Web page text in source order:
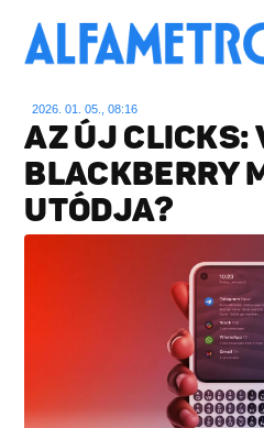
2026. 01. 05., 08:16
AZ ÚJ CLICKS:
BLACKBERRY
UTÓDJA?